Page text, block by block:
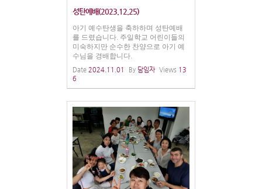
성탄예배(2023.12.25)
아기 예수탄생을 축하하며 성탄예배
를 드렸습니다. 주일학교 어린이들의
미숙하지만 순수한 찬양으로 아기 예
수님을 경배합니다.
Date 2024.11.01 By 담임자 Views 13
6